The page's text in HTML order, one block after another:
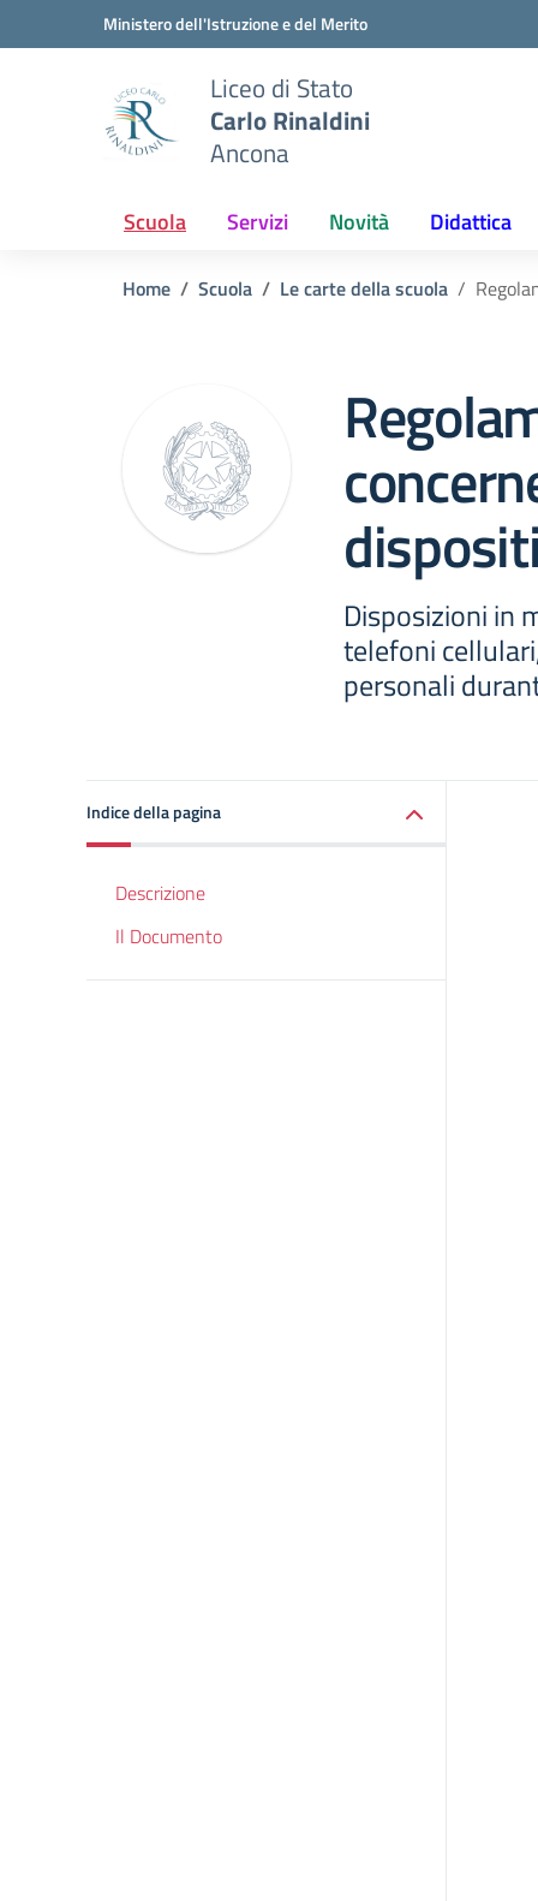
Vai ai contenuti
Vai al menu di navigazioneMinistero dell'Istruzione e del Merito
Liceo di Stato
Carlo Rinaldini
Ancona
Scuola Servizi Novità Didattica
Home Scuola Le carte della scuola
Disposizioni in
telefoni
personali
Indice della pagina
Descrizione
Il Documento